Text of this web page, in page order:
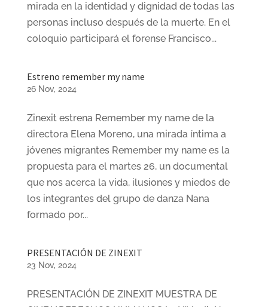
mirada en la identidad y dignidad de todas las
personas incluso después de la muerte. En el
coloquio participará el forense Francisco...
Estreno remember my name
26 Nov, 2024
Zinexit estrena Remember my name de la
directora Elena Moreno, una mirada íntima a
jóvenes migrantes Remember my name es la
propuesta para el martes 26, un documental
que nos acerca la vida, ilusiones y miedos de
los integrantes del grupo de danza Nana
formado por...
PRESENTACIÓN DE ZINEXIT
23 Nov, 2024
PRESENTACIÓN DE ZINEXIT MUESTRA DE